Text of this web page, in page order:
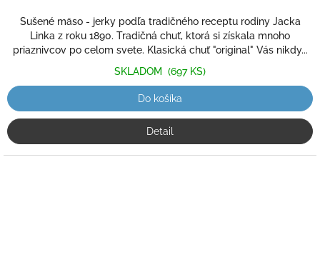
z
5
hviezdičiek.
Sušené mäso - jerky podľa tradičného receptu rodiny Jacka
Linka z roku 1890. Tradičná chuť, ktorá si získala mnoho
priaznivcov po celom svete. Klasická chuť "original" Vás nikdy...
SKLADOM (697 KS)
Do košíka
Detail